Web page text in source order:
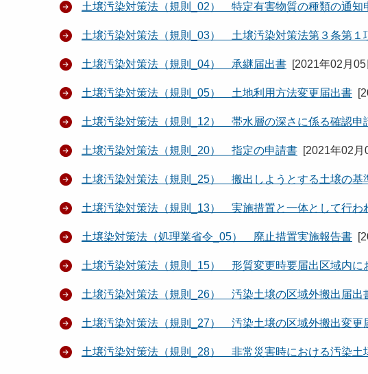
土壌汚染対策法（規則_02） 特定有害物質の種類の通知
土壌汚染対策法（規則_03） 土壌汚染対策法第３条第１
土壌汚染対策法（規則_04） 承継届出書 [2021年02月05
土壌汚染対策法（規則_05） 土地利用方法変更届出書 [
土壌汚染対策法（規則_12） 帯水層の深さに係る確認申
土壌汚染対策法（規則_20） 指定の申請書 [2021年02月
土壌汚染対策法（規則_25） 搬出しようとする土壌の基
土壌汚染対策法（規則_13） 実施措置と一体として行わ
土壌染対策法（処理業省令_05） 廃止措置実施報告書 [
土壌汚染対策法（規則_15） 形質変更時要届出区域内に
土壌汚染対策法（規則_26） 汚染土壌の区域外搬出届出
土壌汚染対策法（規則_27） 汚染土壌の区域外搬出変更
土壌汚染対策法（規則_28） 非常災害時における汚染土